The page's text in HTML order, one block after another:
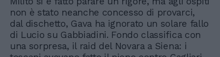
non è stato neanche concesso di provarci,
dal dischetto, Gava ha ignorato un solare fallo
di Lucio su Gabbiadini. Fondo classifica con
una sorpresa, il raid del Novara a Siena: i